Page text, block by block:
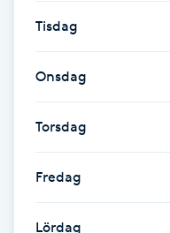
Fransförlängning Volym
Fransk manikyr
Fransrengöring
Frekvensterapi
Friskvård
Tisdag
Onsdag
Torsdag
Fredag
Lördag